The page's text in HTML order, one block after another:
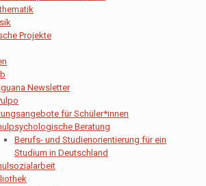
Projekte
Newsletter
für Schüler*innen
Beratung
Berufs- und Studienorientierung für ein
Studium in Deutschland